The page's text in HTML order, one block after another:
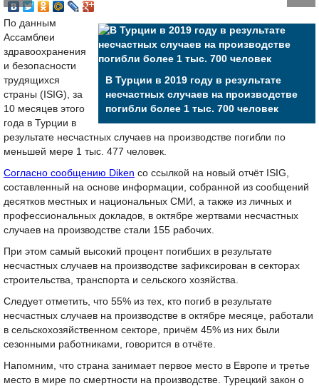
В Турции в 2019 году в результате
несчастных случаев на производстве
погибли более 1 тыс. 700 человек
По данным
Ассамблеи
здравоохранения
и безопасности
трудящихся
страны (ISIG), за
10 месяцев этого
года в Турции в
результате несчастных случаев на производстве погибли по
меньшей мере 1 тыс. 477 человек.
Согласно сообщению Diken со ссылкой на новый отчёт ISIG,
составленный на основе информации, собранной из сообщений
десятков местных и национальных СМИ, а также из личных и
профессиональных докладов, в октябре жертвами несчастных
случаев на производстве стали 155 рабочих.
При этом самый высокий процент погибших в результате
несчастных случаев на производстве зафиксирован в секторах
строительства, транспорта и сельского хозяйства.
Следует отметить, что 55% из тех, кто погиб в результате
несчастных случаев на производстве в октябре месяце, работали
в сельскохозяйственном секторе, причём 45% из них были
сезонными работниками, говорится в отчёте.
Напомним, что страна занимает первое место в Европе и третье
место в мире по смертности на производстве. Турецкий закон о